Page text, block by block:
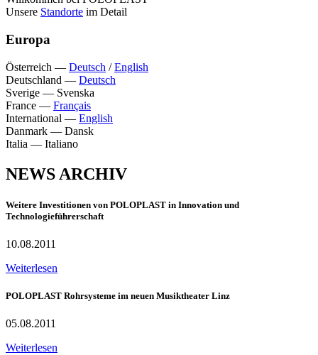
Unsere Standorte im Detail
Europa
Österreich — Deutsch /English
Deutschland — Deutsch
Sverige — Svenska
France — Français
International — English
Danmark — Dansk
Italia — Italiano
NEWS ARCHIV
Weitere Investitionen von POLOPLAST in Innovation und
Technologieführerschaft
10.08.2011
Weiterlesen
POLOPLAST Rohrsysteme im neuen Musiktheater Linz
05.08.2011
Weiterlesen